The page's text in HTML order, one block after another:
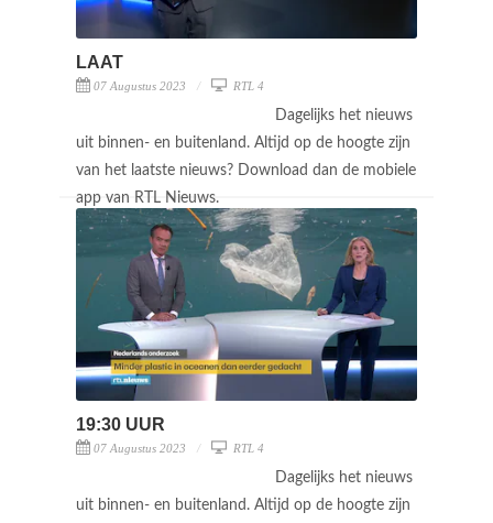
LAAT
07 Augustus 2023 RTL 4
Dagelijks het nieuws
uit binnen- en buitenland. Altijd op de hoogte zijn
van het laatste nieuws? Download dan de mobiele
app van RTL Nieuws.
19:30 UUR
07 Augustus 2023 RTL 4
Dagelijks het nieuws
uit binnen- en buitenland. Altijd op de hoogte zijn